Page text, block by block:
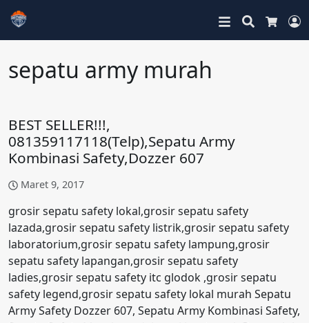
Search
Cart
sepatu army murah
BEST SELLER!!!,
081359117118(Telp),Sepatu Army
Kombinasi Safety,Dozzer 607
Maret 9, 2017
grosir sepatu safety lokal,grosir sepatu safety
lazada,grosir sepatu safety listrik,grosir sepatu safety
laboratorium,grosir sepatu safety lampung,grosir
sepatu safety lapangan,grosir sepatu safety
ladies,grosir sepatu safety itc glodok ,grosir sepatu
safety legend,grosir sepatu safety lokal murah Sepatu
Army Safety Dozzer 607, Sepatu Army Kombinasi Safety,